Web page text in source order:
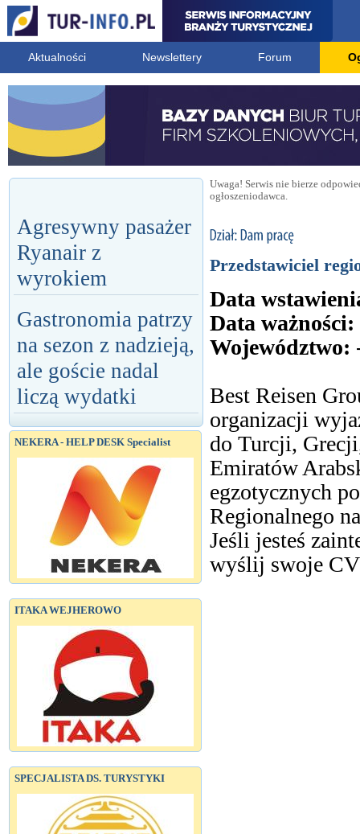
Aktualności Newslettery Forum
Agresywny pasażer
Ryanair z
wyrokiem
Gastronomia patrzy
na sezon z nadzieją,
ale goście nadal
liczą wydatki
NEKERA - HELP DESK Specialist
ITAKA WEJHEROWO
SPECJALISTA DS. TURYSTYKI
Uwaga! Serwis nie bierze
ogłoszeniodawca.
Przedstawiciel
Data
Data ważności:
Województwo:
Best Reisen
organizacji
do Turcji,
Emiratów
egzotycznych
Regionalnego
Jeśli jesteś
wyślij swoje CV